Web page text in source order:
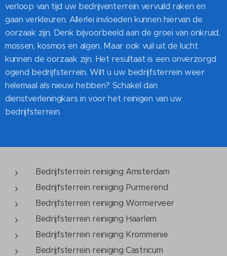
verloop van tijd uw bedrijventerrein vervuild raken en
gaan verkleuren. Allerlei invloeden kunnen hiervan de
oorzaak zijn. Denk bijvoorbeeld aan de groei van onkruid,
mossen, kosmos en algen. Maar ook vuil uit de lucht
kunnen de oorzaak zijn. Het resultaat is een onverzorgd
ogend bedrijfsterrein. Wilt u uw bedrijfsterrein weer
helemaal als nieuw hebben? Schakel dan
dienstverleningkars in voor het reinigen van uw
bedrijfsterrein.
Bedrijfsterrein reiniging Amsterdam
Bedrijfsterrein reiniging Purmerend
Bedrijfsterrein reiniging Wormerveer
Bedrijfsterrein reiniging Haarlem
Bedrijfsterrein reiniging Krommenie
Bedrijfsterrein reiniging Castricum